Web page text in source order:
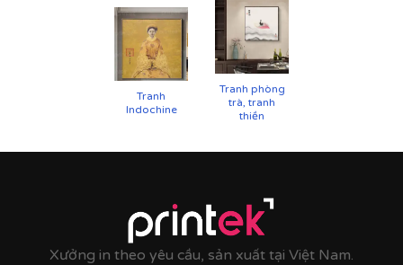
Cận cảnh tranh in trên chất liệu canvas công nghệ in
Tranh
Indochine
Tranh phòng
trà, tranh
thiền
Xưởng in theo yêu cầu, sản xuất tại Việt Nam.